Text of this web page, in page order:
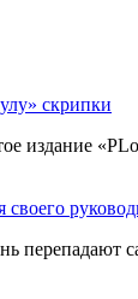
скрипки
издание
перепадают